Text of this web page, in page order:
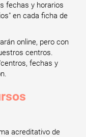
fechas y horarios
en cada ficha de
online, pero con
centros.
fechas y
acreditativo de